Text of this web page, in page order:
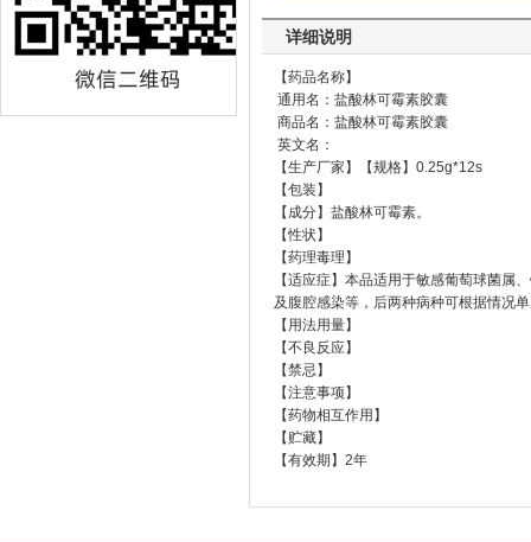
详细说明
【药品名称】
通用名：盐酸林可霉素胶囊
商品名：盐酸林可霉素胶囊
英文名：
【生产厂家】【规格】0.25g*12s
【包装】
【成分】盐酸林可霉素。
【性状】
【药理毒理】
【适应症】本品适用于敏感葡萄球菌属
及腹腔感染等，后两种病种可根据情况
【用法用量】
【不良反应】
【禁忌】
【注意事项】
【药物相互作用】
【贮藏】
【有效期】2年